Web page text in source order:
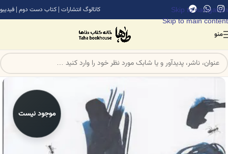
Skip to navigation
Skip to main content
کاتالوگ انتشارات | کتاب دست دوم | فیدیبو
منو
موجود نیست